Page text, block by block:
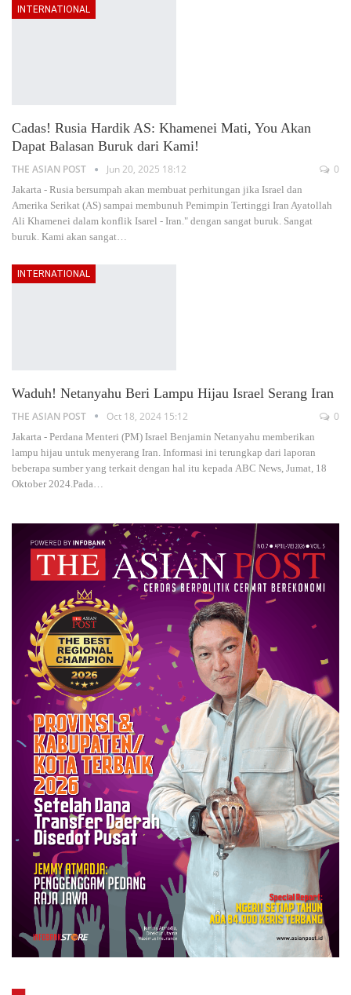
INTERNATIONAL
Cadas! Rusia Hardik AS: Khamenei Mati, You Akan
Dapat Balasan Buruk dari Kami!
THE ASIAN POST Jun 20, 2025 18:12 0
Jakarta - Rusia bersumpah akan membuat perhitungan jika Israel dan
Amerika Serikat (AS) sampai membunuh Pemimpin Tertinggi Iran Ayatollah
Ali Khamenei dalam konflik Isarel - Iran." dengan sangat buruk. Sangat
buruk. Kami akan sangat…
INTERNATIONAL
Waduh! Netanyahu Beri Lampu Hijau Israel Serang Iran
THE ASIAN POST Oct 18, 2024 15:12 0
Jakarta - Perdana Menteri (PM) Israel Benjamin Netanyahu memberikan
lampu hijau untuk menyerang Iran. Informasi ini terungkap dari laporan
beberapa sumber yang terkait dengan hal itu kepada ABC News, Jumat, 18
Oktober 2024.Pada